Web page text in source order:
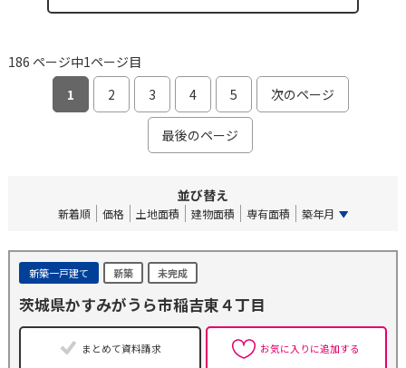
186 ページ中1ページ目
1
2 3 4 5 次のページ
最後のページ
並び替え
新着順 価格 土地面積 建物面積 専有面積 築年月
新築一戸建て 新築 未完成
茨城県かすみがうら市稲吉東４丁目
まとめて資料請求 お気に入りに追加する